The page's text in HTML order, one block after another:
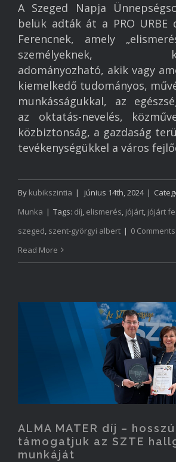
A Szeged Napja
belük adták át a PRO URBE
Ferencnek, amely
személyeknek,
adományozható, akik vagy
kiemelkedő tudományos,
munkásságukkal, az
az oktatás-nevelés,
közbiztonság, a gazdaság
tevékenységükkel a város
By kubikszintia | június 14th, 2024 |
Munka | Tags: díj, elismerés, jójárt, jójárt
szeged, szent-györgyi albert | 0 Comments
Read More
ALMA MATER díj –
támogatjuk az SZTE
munkáját